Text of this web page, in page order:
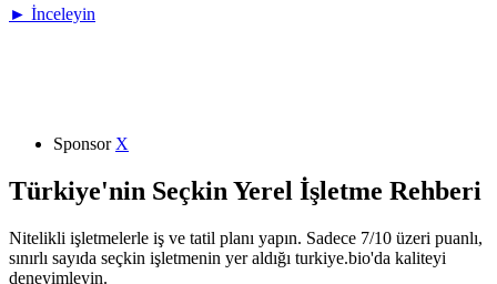
► İnceleyin
Sponsor X
Türkiye'nin Seçkin Yerel İşletme Rehberi
Nitelikli işletmelerle iş ve tatil planı yapın. Sadece 7/10 üzeri puanlı,
sınırlı sayıda seçkin işletmenin yer aldığı turkiye.bio'da kaliteyi
deneyimleyin.